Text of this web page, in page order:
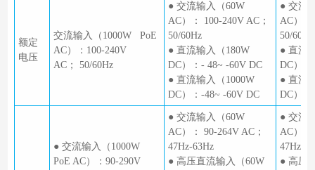
额定
电压
交流输入（1000W PoE
AC）：100-240V
AC； 50/60Hz
● 交流输入（60W
AC）： 100-240V AC；
50/60Hz
● 直流输入（180W
DC）：- 48~ -60V DC
● 直流输入（1000W
DC）：-48~ -60V DC
● 交流
AC）：
50/60Hz
● 直流
DC）：
● 直流
DC）：
● 交流输入（1000W
PoE AC）：90-290V
● 交流输入（60W
AC）： 90-264V AC；
47Hz-63Hz
● 高压直流输入（60W
● 交流
AC）：
47Hz-
● 高压